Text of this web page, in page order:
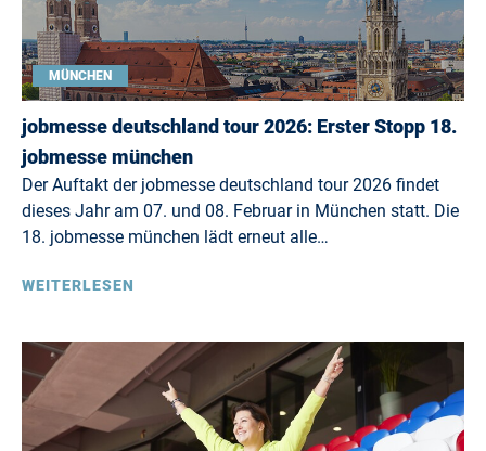
MÜNCHEN
jobmesse deutschland tour 2026: Erster Stopp 18.
jobmesse münchen
Der Auftakt der jobmesse deutschland tour 2026 findet
dieses Jahr am 07. und 08. Februar in München statt. Die
18. jobmesse münchen lädt erneut alle…
WEITERLESEN